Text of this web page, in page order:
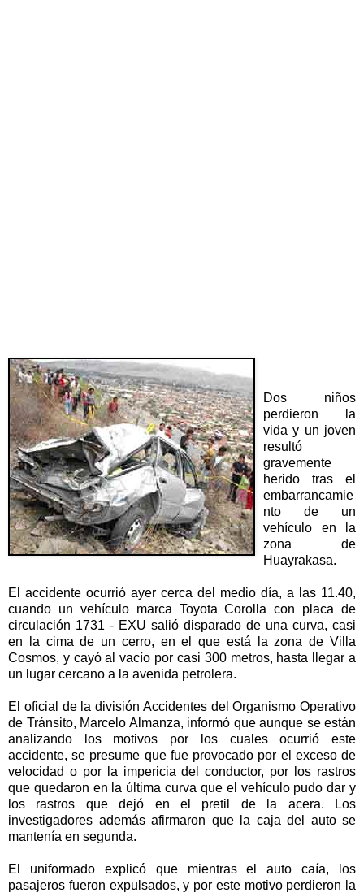
Dos niños
perdieron la
vida y un joven
resultó
gravemente
herido tras el
embarrancamie
nto de un
vehículo en la
zona de
Huayrakasa.
El accidente ocurrió ayer cerca del medio día, a las 11.40,
cuando un vehículo marca Toyota Corolla con placa de
circulación 1731 - EXU salió disparado de una curva, casi
en la cima de un cerro, en el que está la zona de Villa
Cosmos, y cayó al vacío por casi 300 metros, hasta llegar a
un lugar cercano a la avenida petrolera.
El oficial de la división Accidentes del Organismo Operativo
de Tránsito, Marcelo Almanza, informó que aunque se están
analizando los motivos por los cuales ocurrió este
accidente, se presume que fue provocado por el exceso de
velocidad o por la impericia del conductor, por los rastros
que quedaron en la última curva que el vehículo pudo dar y
los rastros que dejó en el pretil de la acera. Los
investigadores además afirmaron que la caja del auto se
mantenía en segunda.
El uniformado explicó que mientras el auto caía, los
pasajeros fueron expulsados, y por este motivo perdieron la